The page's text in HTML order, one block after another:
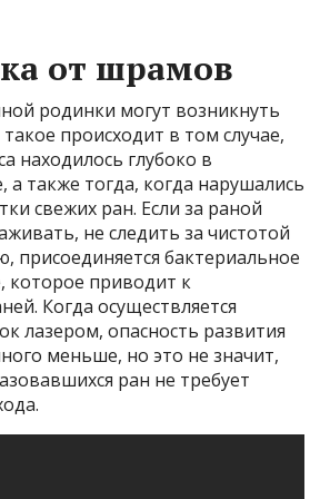
от шрамов
родинки могут возникнуть
происходит в том случае,
находилось глубоко в
а также тогда, когда нарушались
свежих ран. Если за раной
не следить за чистотой
присоединяется бактериальное
которое приводит к
Когда осуществляется
лазером, опасность развития
меньше, но это не значит,
ран не требует